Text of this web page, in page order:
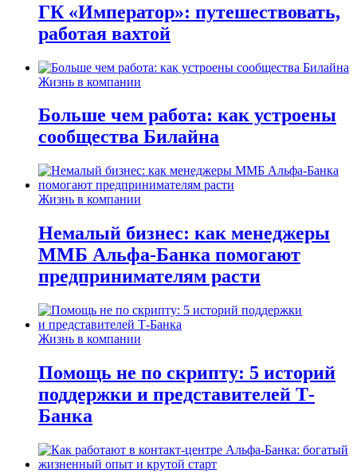
ГК «Император»: путешествовать,
работая вахтой
Жизнь в компании
Больше чем работа: как устроены
сообщества Билайна
Жизнь в компании
Немалый бизнес: как менеджеры
ММБ Альфа-Банка помогают
предпринимателям расти
Жизнь в компании
Помощь не по скрипту: 5 историй
поддержки и представителей Т-
Банка